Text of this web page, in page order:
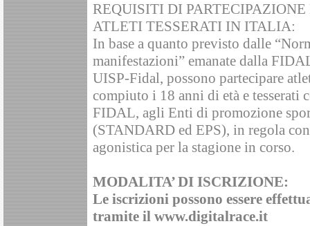
REQUISITI DI
ATLETI TESSERATI IN ITALIA:
In base a quanto previsto dalle
manifestazioni” emanate dalla
UISP-Fidal, possono partecipare
compiuto i 18 anni di età e tesserati
FIDAL, agli Enti di promozione
(STANDARD ed EPS), in regola
agonistica per la stagione in corso.
MODALITA’ DI ISCRIZIONE:
Le iscrizioni possono essere
tramite il www.digitalrace.it